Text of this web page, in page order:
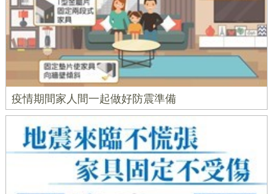
疫情期間家人間一起做好防震準備